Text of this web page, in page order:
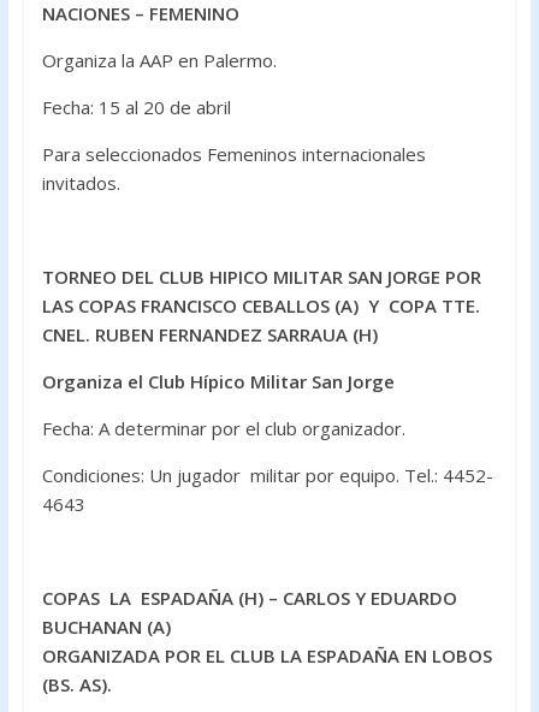
NACIONES – FEMENINO
Organiza la AAP en Palermo.
Fecha: 15 al 20 de abril
Para seleccionados Femeninos internacionales
invitados.
TORNEO DEL CLUB HIPICO MILITAR SAN JORGE POR
LAS COPAS FRANCISCO CEBALLOS (A) Y COPA TTE.
CNEL. RUBEN FERNANDEZ SARRAUA (H)
Organiza el Club Hípico Militar San Jorge
Fecha: A determinar por el club organizador.
Condiciones: Un jugador militar por equipo. Tel.: 4452-
4643
COPAS LA ESPADAÑA (H) – CARLOS Y EDUARDO
BUCHANAN (A)
ORGANIZADA POR EL CLUB LA ESPADAÑA EN LOBOS
(BS. AS).